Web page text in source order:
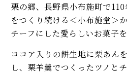
栗の郷、長野県小布施町で
をつくり続ける＜小布施堂＞
チーフにした愛らしいお菓子
ココア入りの餅生地に栗あん
し、栗羊羹でつくったツノと